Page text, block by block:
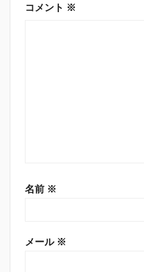
コメント ※
名前 ※
メール ※